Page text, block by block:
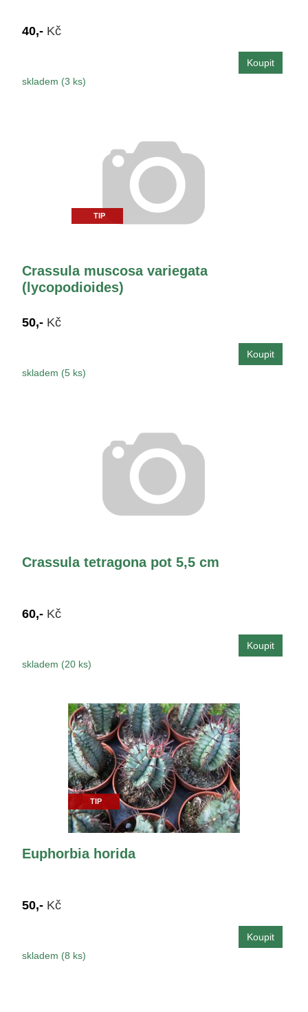
40,- Kč
skladem (3 ks)
TIP
Crassula muscosa variegata
(lycopodioides)
50,- Kč
skladem (5 ks)
Crassula tetragona pot 5,5 cm
60,- Kč
skladem (20 ks)
TIP
Euphorbia horida
50,- Kč
skladem (8 ks)